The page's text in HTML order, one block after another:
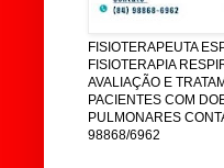
FISIOTERAPEUTA
FISIOTERAPIA
AVALIAÇÃO E
PACIENTES COM
PULMONARES
98868/6962